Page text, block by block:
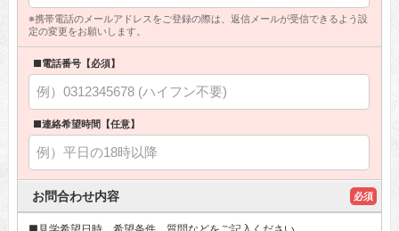
※携帯電話のメールアドレスをご登録の際は、返信メールが受信できるよう設
定の変更をお願いします。
■電話番号【必須】
■連絡希望時間【任意】
お問合わせ内容 必須